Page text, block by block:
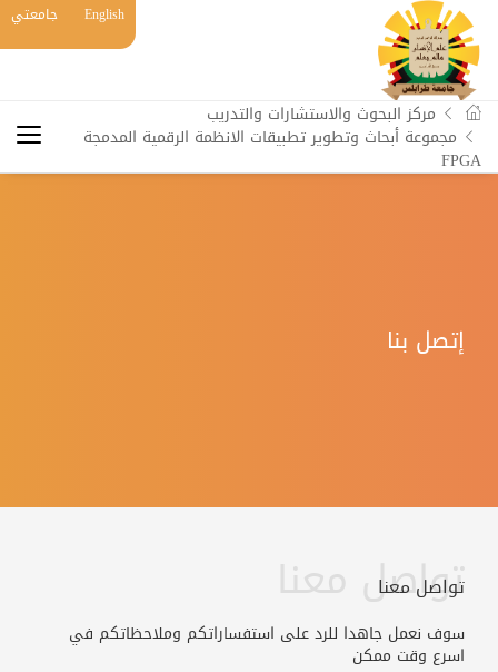
English جامعتي
مركز البحوث والاستشارات والتدريب
مجموعة أبحاث وتطوير تطبیقات الانظمة الرقمیة المدمجة
FPGA
إتصل بنا
تواصل معنا
تواصل معنا
سوف نعمل جاهدا للرد على استفساراتكم وملاحظاتكم في
اسرع وقت ممكن